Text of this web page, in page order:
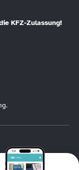
KFZ-Zulassung!